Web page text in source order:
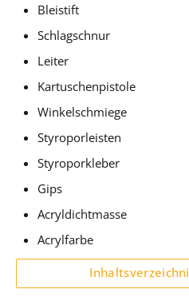
Bleistift
Schlagschnur
Leiter
Kartuschenpistole
Winkelschmiege
Styroporleisten
Styroporkleber
Gips
Acryldichtmasse
Acrylfarbe